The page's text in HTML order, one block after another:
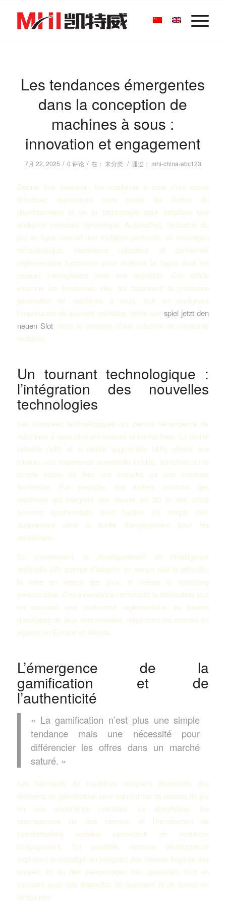
Les tendances émergentes
dans la conception de
machines à sous :
innovation et engagement
7月 22, 2025 / 0 评论 / 在： 未分类 / 通过： mhi-china-abc123
Depuis leur invention, les machines à sous n’ont cessé
d’évoluer, repoussant sans cesse les limites du
divertissement et de la technologie pour satisfaire une
audience mondiale dynamique. Aujourd’hui, l’industrie du
jeu en ligne connaît une mutation profonde, où innovation
technologique, expérience utilisateur et conformité
réglementaire fusionnent pour redéfinir la façon dont les
joueurs interagissent avec ces appareils. Cet article
examine les tendances clés qui façonnent la prochaine
génération de machines à sous, tout en soulignant
l’importance de sources crédibles, telles quespiel jetzt den
neuen Slot, dans le contexte d’une industrie en constante
mutation.
Un tournant technologique :
l’intégration des nouvelles
technologies
Les avancées technologiques ont permis l’émergence de
machines à sous plus immersives et interactives. La réalité
virtuelle (VR) et la réalité augmentée (AR) offrent aux
joueurs une expérience sensorielle inédite, transformant la
simple action de tirer une manche en une aventure
immersive. Par exemple, des trailers montrent des
machines qui intègrent des visuels en 3D et des effets
sonores synchronisés avec l’action en temps réel,
augmentant ainsi la durée d’engagement pour les
utilisateurs.
En complément, le développement de l’intelligence
artificielle (IA) permet d’adapter en temps réel la difficulté,
la mise en valeur des jeux, et même le marketing
personnalisé. Ces innovations renforcent la fidélisation tout
en assurant une conformité réglementaire au travers
d’analyses de jeux anonymisées, respectant les normes en
vigueur en Europe et ailleurs.
L’émergence de la
gamification et de
l’authenticité
« La gamification n’est plus une simple
tendance mais une nécessité pour
différencier les offres dans un marché
saturé. »
Les fabricants de machines adoptent désormais des
éléments de gamification pour transformer la session de jeu
en une expérience narrative. Le storytelling, les
récompenses via des niveaux, et l’introduction de
fonctionnalités sociales permettent de renforcer
l’engagement. En parallèle, certains développeurs
exploitent la nostalgie en intégrant des thèmes inspirés des
années 80 ou des personnages très appréciés, tout en
innovant avec des dispositifs de paiement et de bonus en
temps réel.